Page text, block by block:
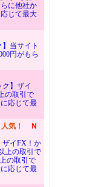
に他社か
じて最大
】当サイト
円がもら
ク】ザイ
の取引で
応じて最
人気！
Ｎ
ザイFX！か
上の取引で
の取引で
応じて最